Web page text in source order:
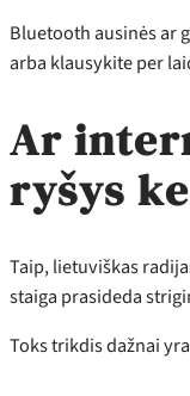
Bluetooth ausinės ar
arba klausykite per
Ar
ryšys
Taip, lietuviškas
staiga prasideda
Toks trikdis dažnai